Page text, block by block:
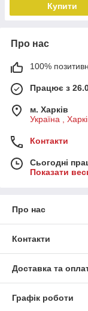
Купити
Про нас
100%
Працює з
м. Харків
Україна ,
Контакти
Сьогодні
Показати
Про нас
Контакти
Доставка та
Графік роботи